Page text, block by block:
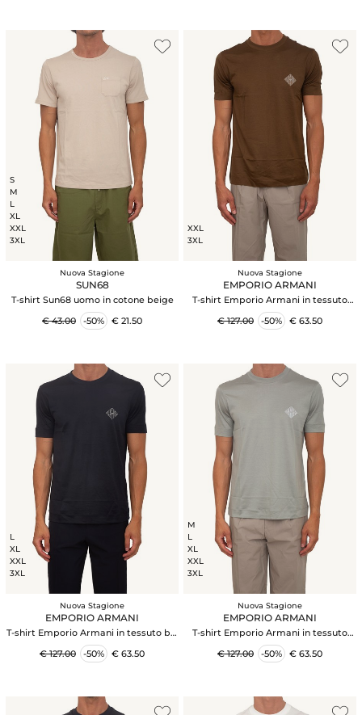
S
M
L
XL
XXL
3XL
Nuova Stagione
SUN68
T-shirt Sun68 uomo in cotone beige
€ 43.00
-50% € 21.50
XXL
3XL
Nuova Stagione
EMPORIO ARMANI
T-shirt Emporio Armani in tessuto
marrone con logo
€ 127.00
-50% € 63.50
L
XL
XXL
3XL
Nuova Stagione
EMPORIO ARMANI
T-shirt Emporio Armani in tessuto blu
con logo
€ 127.00
-50% € 63.50
M
L
XL
XXL
3XL
Nuova Stagione
EMPORIO ARMANI
T-shirt Emporio Armani in tessuto
verde con logo
€ 127.00
-50% € 63.50